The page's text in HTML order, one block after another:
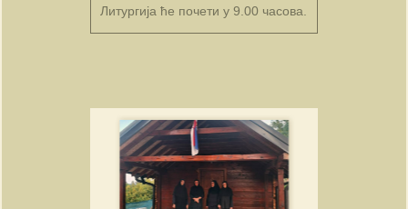
Литургија ће почети у 9.00 часова.